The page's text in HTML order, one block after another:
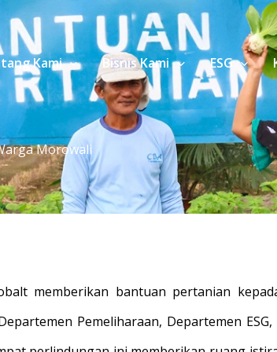
Kami Bisnis Kami ESG
Morowali
memberikan bantuan pertanian
Pemeliharaan, Departemen